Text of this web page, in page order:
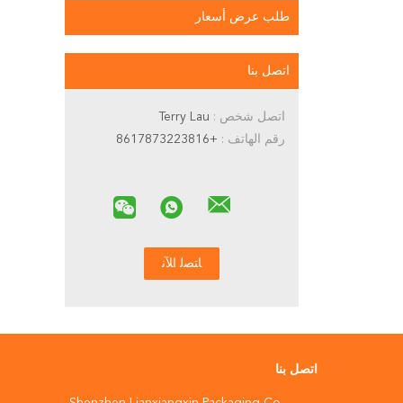
طلب عرض أسعار
اتصل بنا
اتصل شخص :
رقم الهاتف : +8617873223816
اتصل بنا